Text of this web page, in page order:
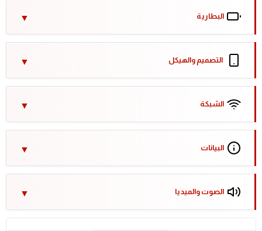
البطارية
التصميم والهيكل
الشبكة
البيانات
الصوت والميديا